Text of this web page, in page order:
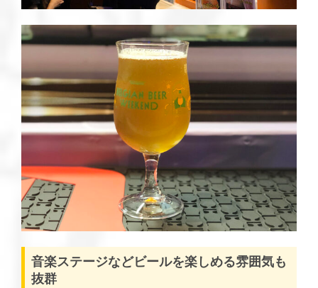
音楽ステージなどビールを楽しめる雰囲気も
抜群